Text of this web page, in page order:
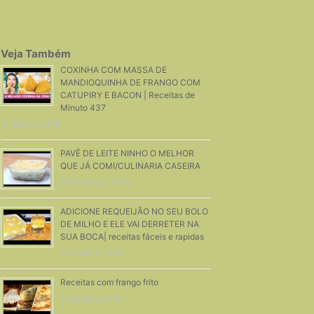
Veja Também
COXINHA COM MASSA DE
MANDIOQUINHA DE FRANGO COM
CATUPIRY E BACON | Receitas de
Minuto 437
21 Janeiro, 2019
PAVÊ DE LEITE NINHO O MELHOR
QUE JÁ COMI/CULINARIA CASEIRA
27 Setembro, 2019
ADICIONE REQUEIJÃO NO SEU BOLO
DE MILHO E ELE VAI DERRETER NA
SUA BOCA| receitas fáceis e rapidas
21 Outubro, 2022
Receitas com frango frito
21 Agosto, 2019